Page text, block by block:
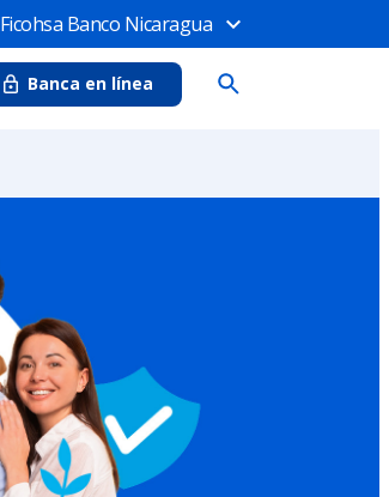
Ficohsa Banco Nicaragua
Banca en línea